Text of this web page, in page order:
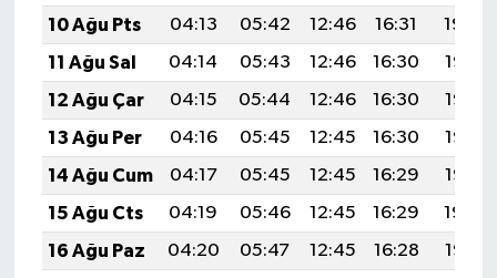
10 Ağu Pts
04:13 05:42 12:46 16:31
19:39
11 Ağu Sal
04:14 05:43 12:46 16:30
19:38
12 Ağu Çar
04:15 05:44 12:46 16:30
19:37
13 Ağu Per
04:16 05:45 12:45 16:30
19:36
14 Ağu Cum
04:17 05:45 12:45 16:29
19:35
15 Ağu Cts
04:19 05:46 12:45 16:29
19:34
16 Ağu Paz
04:20 05:47 12:45 16:28
19:33